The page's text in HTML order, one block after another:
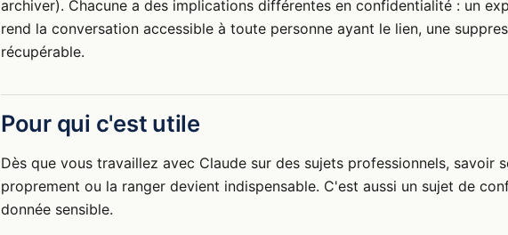
archiver). Chacune a des implications différentes en confidentialité : un
rend la conversation accessible à toute personne ayant le lien, une
récupérable.
Pour qui c'est utile
Dès que vous travaillez avec Claude sur des sujets professionnels, savoir
proprement ou la ranger devient indispensable. C'est aussi un sujet de
donnée sensible.